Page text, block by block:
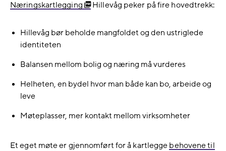
Næringskartlegging Hillevåg peker på fire hovedtrekk:
Hillevåg bør beholde mangfoldet og den ustriglede
identiteten
Balansen mellom bolig og næring må vurderes
Helheten, en bydel hvor man både kan bo, arbeide og
leve
Møteplasser, mer kontakt mellom virksomheter
Et eget møte er gjennomført for å kartlegge behovene til